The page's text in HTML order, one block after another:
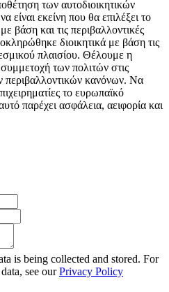
των αυτοδιοικητικών
είναι εκείνη που θα επιλέξει το
βάση και τις περιβαλλοντικές
διοικητικά με βάση τις
πλαισίου. Θέλουμε η
των πολιτών στις
περιβαλλοντικών κανόνων. Να
το ευρωπαϊκό
παρέχει ασφάλεια, αειφορία και
is being collected and stored. For
see ourPrivacy Policy